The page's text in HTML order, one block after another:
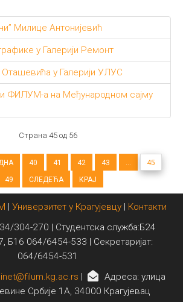
Милице Антонијевић
у Галерији Ремонт
Оташевића у Галерији УЛУС
ФИЛУМ-а на Међународном сајму
Страна 45 од 56
40 41 42 43
45
49 СЛЕДЕЋА КРАЈ
| Универзитет у Крагујевцу| Контакти
304-270 | Студентска служба:Б24
Б16 064/6454-533 | Секретаријат:
064/6454-531
|
Адреса: улица
Србије 1А, 34000 Крагујевац